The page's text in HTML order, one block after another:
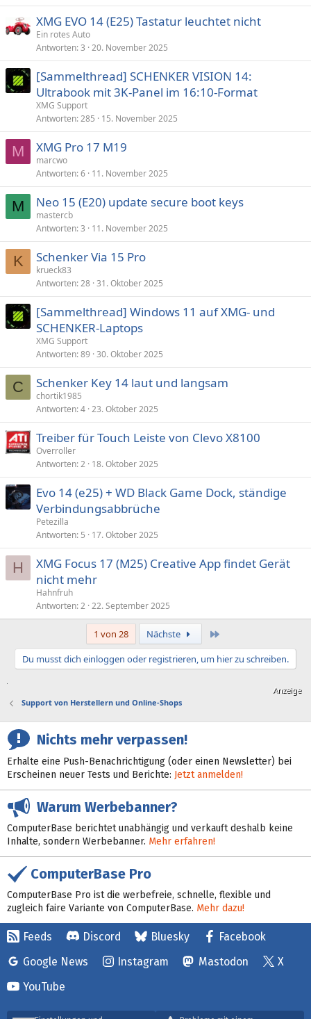
XMG EVO 14 (E25) Tastatur leuchtet nicht
Ein rotes Auto
Antworten 3 20. November 2025
[Sammelthread] SCHENKER VISION 14:
Ultrabook mit 3K-Panel im 16:10-Format
XMG Support
Antworten 285 15. November 2025
M XMG Pro 17 M19
marcwo
Antworten 6 11. November 2025
M Neo 15 (E20) update secure boot keys
mastercb
Antworten 3 11. November 2025
K Schenker Via 15 Pro
krueck83
Antworten 28 31. Oktober 2025
[Sammelthread] Windows 11 auf XMG- und
SCHENKER-Laptops
XMG Support
Antworten 89 30. Oktober 2025
C Schenker Key 14 laut und langsam
chortik1985
Antworten 4 23. Oktober 2025
Treiber für Touch Leiste von Clevo X8100
Overroller
Antworten 2 18. Oktober 2025
Evo 14 (e25) + WD Black Game Dock, ständige
Verbindungsabbrüche
Petezilla
Antworten 5 17. Oktober 2025
H
XMG Focus 17 (M25) Creative App findet Gerät
nicht mehr
Hahnfruh
Antworten 2 22. September 2025
1 von 28 Nächste
Du musst dich einloggen oder registrieren, um hier zu schreiben.
Support von Herstellern und Online-Shops
Nichts mehr verpassen!
Erhalte eine Push-Benachrichtigung (oder einen Newsletter) bei
Erscheinen neuer Tests und Berichte: Jetzt anmelden!
Warum Werbebanner?
ComputerBase berichtet unabhängig und verkauft deshalb keine
Inhalte, sondern Werbebanner. Mehr erfahren!
ComputerBase Pro
ComputerBase Pro ist die werbefreie, schnelle, flexible und
zugleich faire Variante von ComputerBase. Mehr dazu!
Feeds Discord Bluesky
Facebook
Google News
Instagram Mastodon
X
YouTube